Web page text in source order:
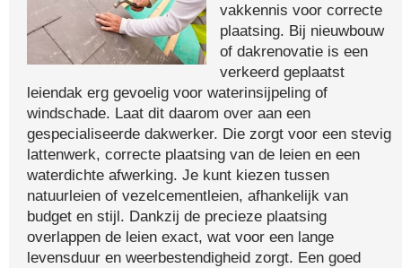
vakkennis voor correcte
plaatsing. Bij nieuwbouw
of dakrenovatie is een
verkeerd geplaatst
leiendak erg gevoelig voor waterinsijpeling of
windschade. Laat dit daarom over aan een
gespecialiseerde dakwerker. Die zorgt voor een stevig
lattenwerk, correcte plaatsing van de leien en een
waterdichte afwerking. Je kunt kiezen tussen
natuurleien of vezelcementleien, afhankelijk van
budget en stijl. Dankzij de precieze plaatsing
overlappen de leien exact, wat voor een lange
levensduur en weerbestendigheid zorgt. Een goed